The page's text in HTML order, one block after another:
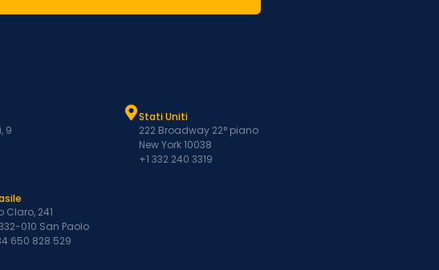
9
Stati Uniti
222 Broadway 22° piano
New York 10038
+1 332 240 3319
Claro, 241
010 San Paolo
650 828 529